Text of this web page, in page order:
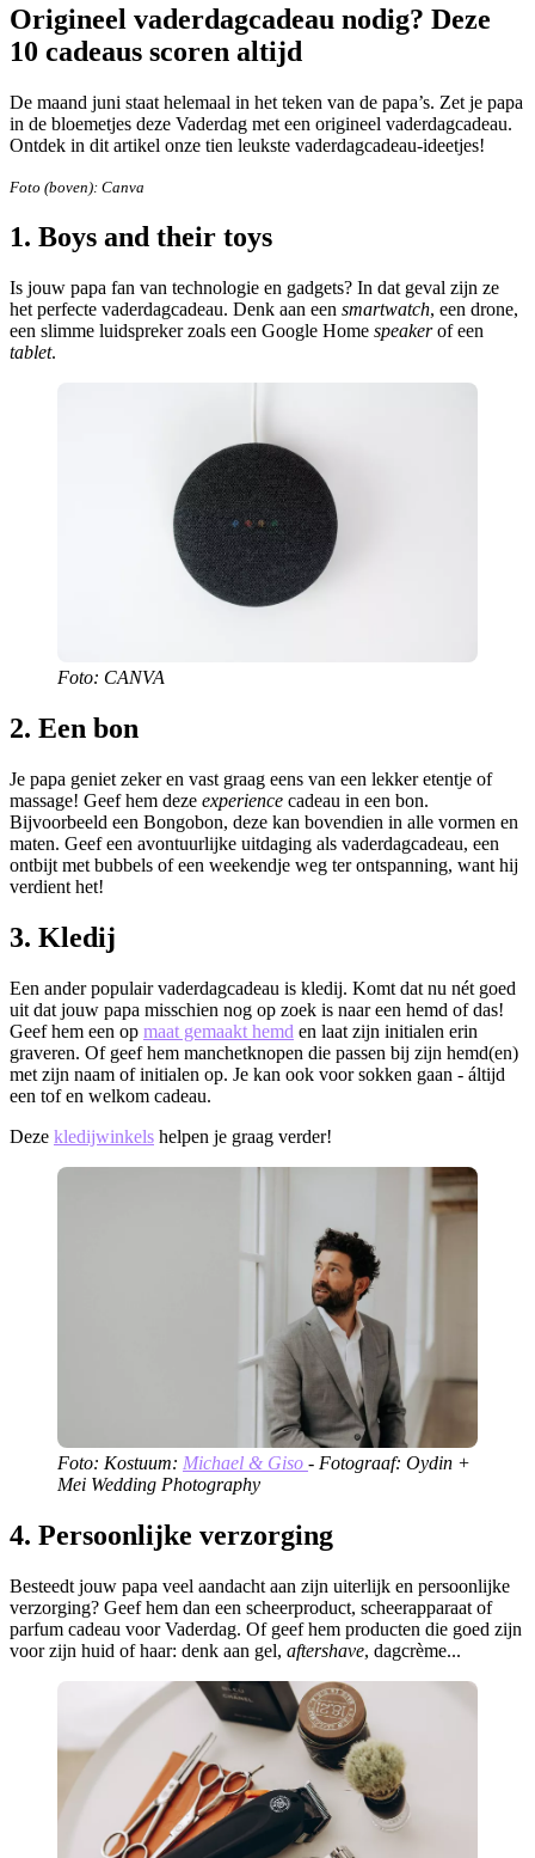
Origineel vaderdagcadeau nodig? Deze
10 cadeaus scoren altijd
De maand juni staat helemaal in het teken van de papa’s. Zet je papa
in de bloemetjes deze Vaderdag met een origineel vaderdagcadeau.
Ontdek in dit artikel onze tien leukste vaderdagcadeau-ideetjes!
Foto (boven): Canva
1. Boys and their toys
Is jouw papa fan van technologie en gadgets? In dat geval zijn ze
het perfecte vaderdagcadeau. Denk aan een smartwatch, een drone,
een slimme luidspreker zoals een Google Home speakerof een
tablet.
Foto: CANVA
2. Een bon
Je papa geniet zeker en vast graag eens van een lekker etentje of
massage! Geef hem deze experience cadeau in een bon.
Bijvoorbeeld een Bongobon, deze kan bovendien in alle vormen en
maten. Geef een avontuurlijke uitdaging als vaderdagcadeau, een
ontbijt met bubbels of een weekendje weg ter ontspanning, want hij
verdient het!
3. Kledij
Een ander populair vaderdagcadeau is kledij. Komt dat nu nét goed
uit dat jouw papa misschien nog op zoek is naar een hemd of das!
Geef hem een op maat gemaakt hemd en laat zijn initialen erin
graveren. Of geef hem manchetknopen die passen bij zijn hemd(en)
met zijn naam of initialen op. Je kan ook voor sokken gaan - áltijd
een tof en welkom cadeau.
Deze kledijwinkels helpen je graag verder!
Foto: Kostuum: Michael & Giso - Fotograaf: Oydin +
Mei Wedding Photography
4. Persoonlijke verzorging
Besteedt jouw papa veel aandacht aan zijn uiterlijk en persoonlijke
verzorging? Geef hem dan een scheerproduct, scheerapparaat of
parfum cadeau voor Vaderdag. Of geef hem producten die goed zijn
voor zijn huid of haar: denk aan gel, aftershave, dagcrème...